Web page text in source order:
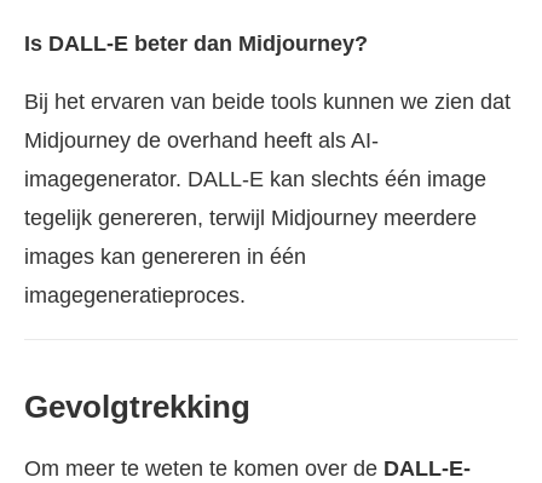
Is DALL-E beter dan Midjourney?
Bij het ervaren van beide tools kunnen we zien dat
Midjourney de overhand heeft als AI-
imagegenerator. DALL-E kan slechts één image
tegelijk genereren, terwijl Midjourney meerdere
images kan genereren in één
imagegeneratieproces.
Gevolgtrekking
Om meer te weten te komen over de DALL-E-